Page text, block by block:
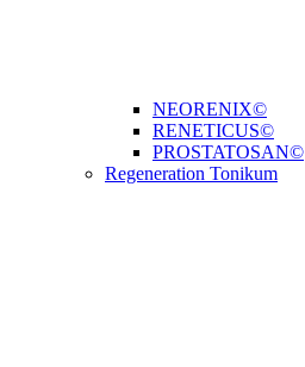
NEORENIX©
RENETICUS©
PROSTATOSAN©
Regeneration Tonikum